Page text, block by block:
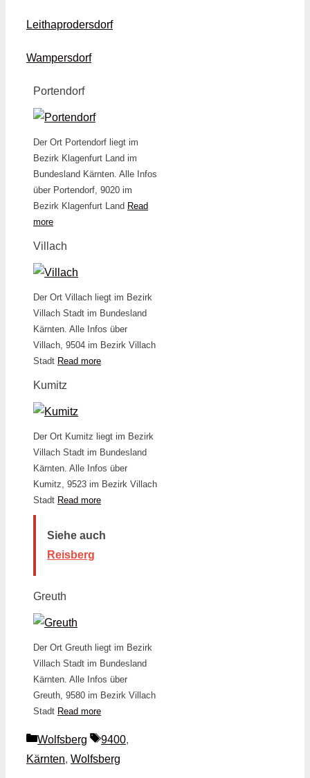
Leithaprodersdorf
Wampersdorf
Portendorf
Der Ort Portendorf liegt im
Bezirk Klagenfurt Land im
Bundesland Kärnten. Alle Infos
über Portendorf, 9020 im
Bezirk Klagenfurt Land Read
more
Villach
Der Ort Villach liegt im Bezirk
Villach Stadt im Bundesland
Kärnten. Alle Infos über
Villach, 9504 im Bezirk Villach
Stadt Read more
Kumitz
Der Ort Kumitz liegt im Bezirk
Villach Stadt im Bundesland
Kärnten. Alle Infos über
Kumitz, 9523 im Bezirk Villach
Stadt Read more
Siehe auch
Reisberg
Greuth
Der Ort Greuth liegt im Bezirk
Villach Stadt im Bundesland
Kärnten. Alle Infos über
Greuth, 9580 im Bezirk Villach
Stadt Read more
Kategorien
Wolfsberg Schlagwörter
9400,
Kärnten, Wolfsberg